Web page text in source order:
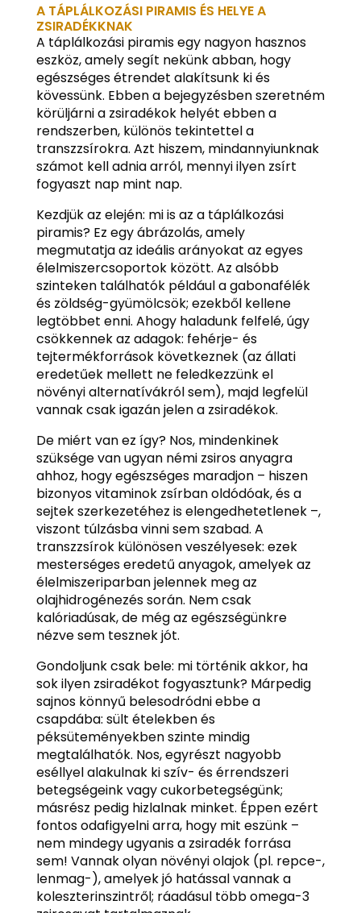
A TÁPLÁLKOZÁSI PIRAMIS ÉS HELYE A
ZSIRADÉKKNAK
A táplálkozási piramis egy nagyon hasznos
eszköz, amely segít nekünk abban, hogy
egészséges étrendet alakítsunk ki és
kövessünk. Ebben a bejegyzésben szeretném
körüljárni a zsiradékok helyét ebben a
rendszerben, különös tekintettel a
transzzsírokra. Azt hiszem, mindannyiunknak
számot kell adnia arról, mennyi ilyen zsírt
fogyaszt nap mint nap.
Kezdjük az elején: mi is az a táplálkozási
piramis? Ez egy ábrázolás, amely
megmutatja az ideális arányokat az egyes
élelmiszercsoportok között. Az alsóbb
szinteken találhatók például a gabonafélék
és zöldség-gyümölcsök; ezekből kellene
legtöbbet enni. Ahogy haladunk felfelé, úgy
csökkennek az adagok: fehérje- és
tejtermékforrások következnek (az állati
eredetűek mellett ne feledkezzünk el
növényi alternatívákról sem), majd legfelül
vannak csak igazán jelen a zsiradékok.
De miért van ez így? Nos, mindenkinek
szüksége van ugyan némi zsiros anyagra
ahhoz, hogy egészséges maradjon – hiszen
bizonyos vitaminok zsírban oldódóak, és a
sejtek szerkezetéhez is elengedhetetlenek –,
viszont túlzásba vinni sem szabad. A
transzzsírok különösen veszélyesek: ezek
mesterséges eredetű anyagok, amelyek az
élelmiszeriparban jelennek meg az
olajhidrogénezés során. Nem csak
kalóriadúsak, de még az egészségünkre
nézve sem tesznek jót.
Gondoljunk csak bele: mi történik akkor, ha
sok ilyen zsiradékot fogyasztunk? Márpedig
sajnos könnyű belesodródni ebbe a
csapdába: sült ételekben és
péksüteményekben szinte mindig
megtalálhatók. Nos, egyrészt nagyobb
eséllyel alakulnak ki szív- és érrendszeri
betegségeink vagy cukorbetegségünk;
másrész pedig hizlalnak minket. Éppen ezért
fontos odafigyelni arra, hogy mit eszünk –
nem mindegy ugyanis a zsiradék forrása
sem! Vannak olyan növényi olajok (pl. repce-,
lenmag-), amelyek jó hatással vannak a
koleszterinszintről; ráadásul több omega-3